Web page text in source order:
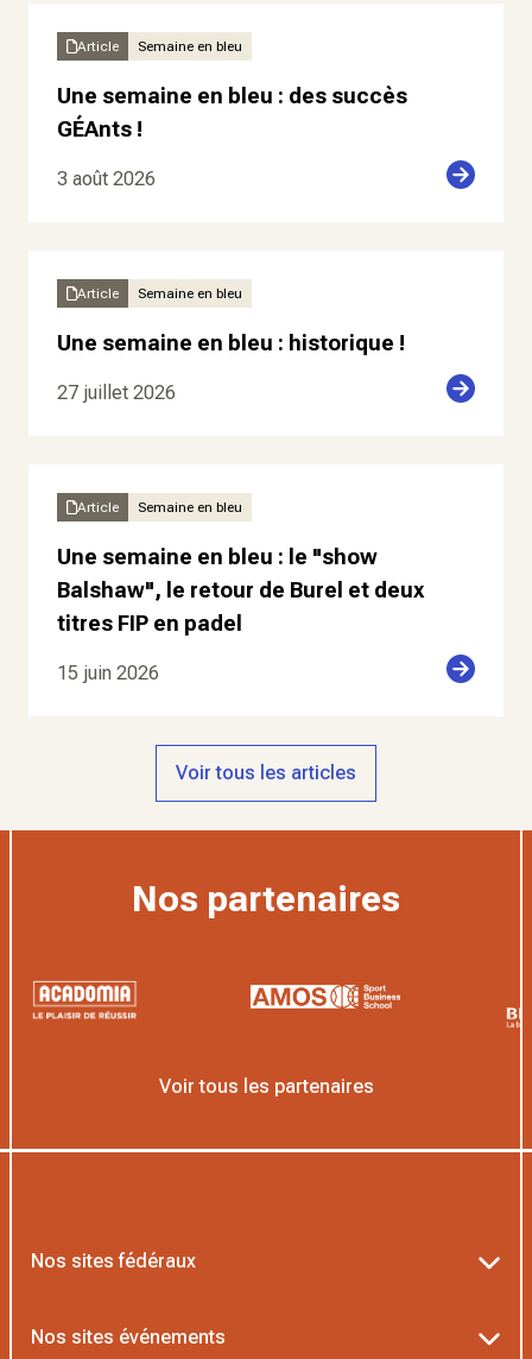
Article Semaine en bleu
Une semaine en bleu : des succès
GÉAnts !
3 août 2026
Article Semaine en bleu
Une semaine en bleu : historique !
27 juillet 2026
Article Semaine en bleu
Une semaine en bleu : le "show
Balshaw", le retour de Burel et deux
titres FIP en padel
15 juin 2026
Voir tous les articles
Nos partenaires
Voir tous les partenaires
Nos sites fédéraux
Nos sites événements